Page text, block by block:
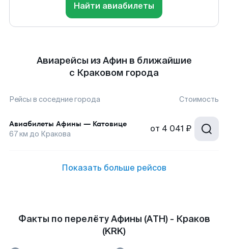
Найти авиабилеты
Авиарейсы из Афин в ближайшие
с Краковом города
Рейсы в соседние города Стоимость
Авиабилеты Афины — Катовице
67км до Кракова от 4 041 ₽
Показать больше рейсов
Факты по перелёту Афины (ATH) - Краков
(KRK)